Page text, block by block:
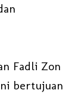
Fadli Zon
bertujuan